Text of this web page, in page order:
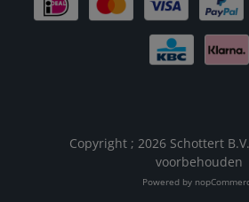
Copyright ; 2026 Schottert
voorbehouden
Powered by